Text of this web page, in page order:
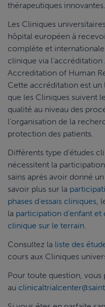
thérapeutiques innovantes.
Les Cliniques
hôpital européen à
complète et
clinique via l’accréditation
Accreditation of Human
Cette accréditation est un
que les Cliniques suivent
qualité au niveau des
l’organisation de la
protection des patients.
Différents type d’études
nécessitent la
sains après avoir donné
savoir plus sur la
phases d’essais cliniques,
la participation d’enfant et
clinique sur le terrain.
Consultez la liste des
cours aux Cliniques
Pour toute question,
au